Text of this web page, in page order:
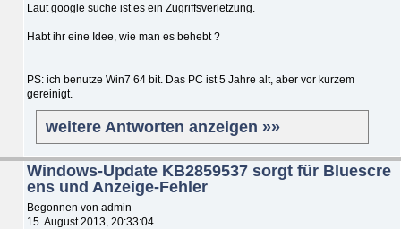
Laut google suche ist es ein Zugriffsverletzung.
Habt ihr eine Idee, wie man es behebt ?
PS: ich benutze Win7 64 bit. Das PC ist 5 Jahre alt, aber vor kurzem
gereinigt.
weitere Antworten anzeigen »»
Windows-Update KB2859537 sorgt für Bluescre
ens und Anzeige-Fehler
Begonnen von admin
15. August 2013, 20:33:04